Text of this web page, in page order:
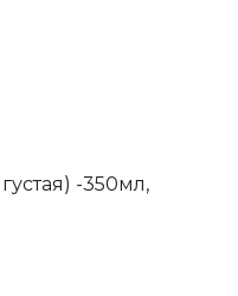
-350мл,